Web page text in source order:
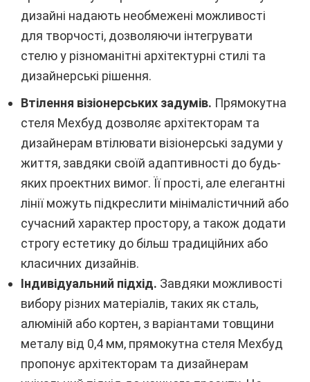
дизайні надають необмежені можливості
для творчості, дозволяючи інтегрувати
стелю у різноманітні архітектурні стилі та
дизайнерські рішення.
Втілення візіонерських задумів. Прямокутна
стеля Мехбуд дозволяє архітекторам та
дизайнерам втілювати візіонерські задуми у
життя, завдяки своїй адаптивності до будь-
яких проектних вимог. Її прості, але елегантні
лінії можуть підкреслити мінімалістичний або
сучасний характер простору, а також додати
строгу естетику до більш традиційних або
класичних дизайнів.
Індивідуальний підхід. Завдяки можливості
вибору різних матеріалів, таких як сталь,
алюміній або кортен, з варіантами товщини
металу від 0,4 мм, прямокутна стеля Мехбуд
пропонує архітекторам та дизайнерам